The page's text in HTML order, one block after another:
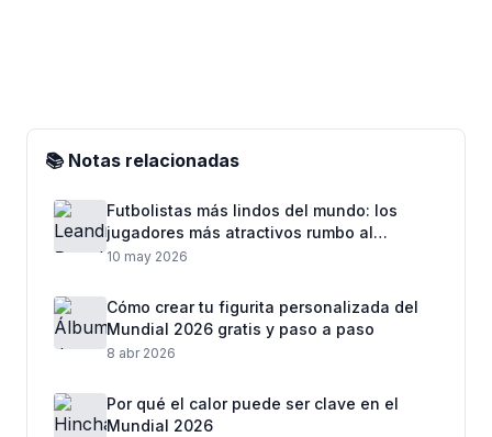
📚 Notas relacionadas
Futbolistas más lindos del mundo: los
jugadores más atractivos rumbo al
Mundial 2026
10 may 2026
Cómo crear tu figurita personalizada del
Mundial 2026 gratis y paso a paso
8 abr 2026
Por qué el calor puede ser clave en el
Mundial 2026